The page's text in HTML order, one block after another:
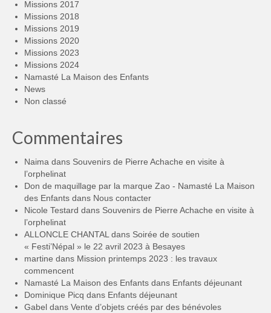
Missions 2017
Missions 2018
Missions 2019
Missions 2020
Missions 2023
Missions 2024
Namasté La Maison des Enfants
News
Non classé
Commentaires
Naima dans Souvenirs de Pierre Achache en visite à
l’orphelinat
Don de maquillage par la marque Zao - Namasté La Maison
des Enfants dans Nous contacter
Nicole Testard dans Souvenirs de Pierre Achache en visite à
l’orphelinat
ALLONCLE CHANTAL dans Soirée de soutien
« Festi’Népal » le 22 avril 2023 à Besayes
martine dans Mission printemps 2023 : les travaux
commencent
Namasté La Maison des Enfants dans Enfants déjeunant
Dominique Picq dans Enfants déjeunant
Gabel dans Vente d’objets créés par des bénévoles